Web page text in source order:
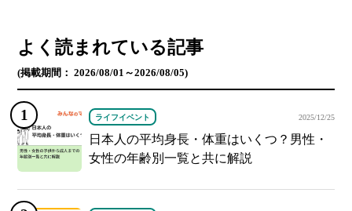
よく読まれている記事
(掲載期間： 2026/08/01～2026/08/05)
ライフイベント 2025/12/25
日本人の平均身長・体重はいくつ？男性・
女性の年齢別一覧と共に解説